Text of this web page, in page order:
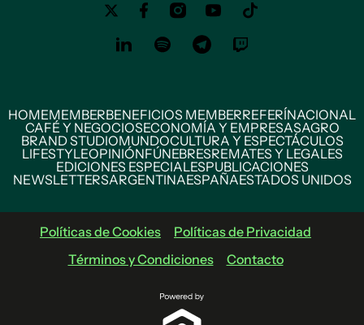
HOMEMEMBERBENEFICIOS MEMBERREFERÍNACIONAL
CAFÉ Y NEGOCIOSECONOMÍA Y EMPRESASAGRO
BRAND STUDIOMUNDOCULTURA Y ESPECTÁCULOS
LIFESTYLEOPINIÓNFÚNEBRESREMATES Y LEGALES
EDICIONES ESPECIALESPUBLICACIONES
NEWSLETTERSARGENTINAESPAÑAESTADOS UNIDOS
Políticas de Cookies
Políticas de Privacidad
Términos y Condiciones
Contacto